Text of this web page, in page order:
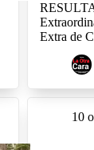
Extra de
10